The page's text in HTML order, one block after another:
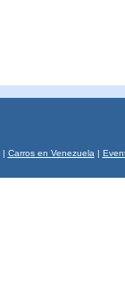
| Carros en Venezuela |